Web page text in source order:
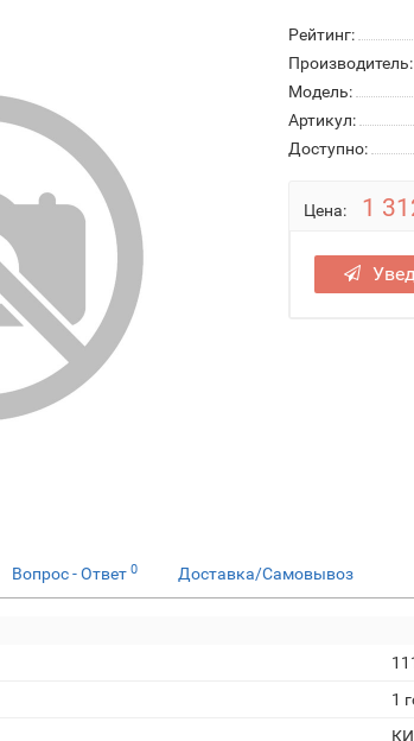
Рейтинг:
Производитель:
Модель:
Артикул:
Доступно:
Цена: 1
Вопрос - Ответ 0 Доставка/Самовывоз
1